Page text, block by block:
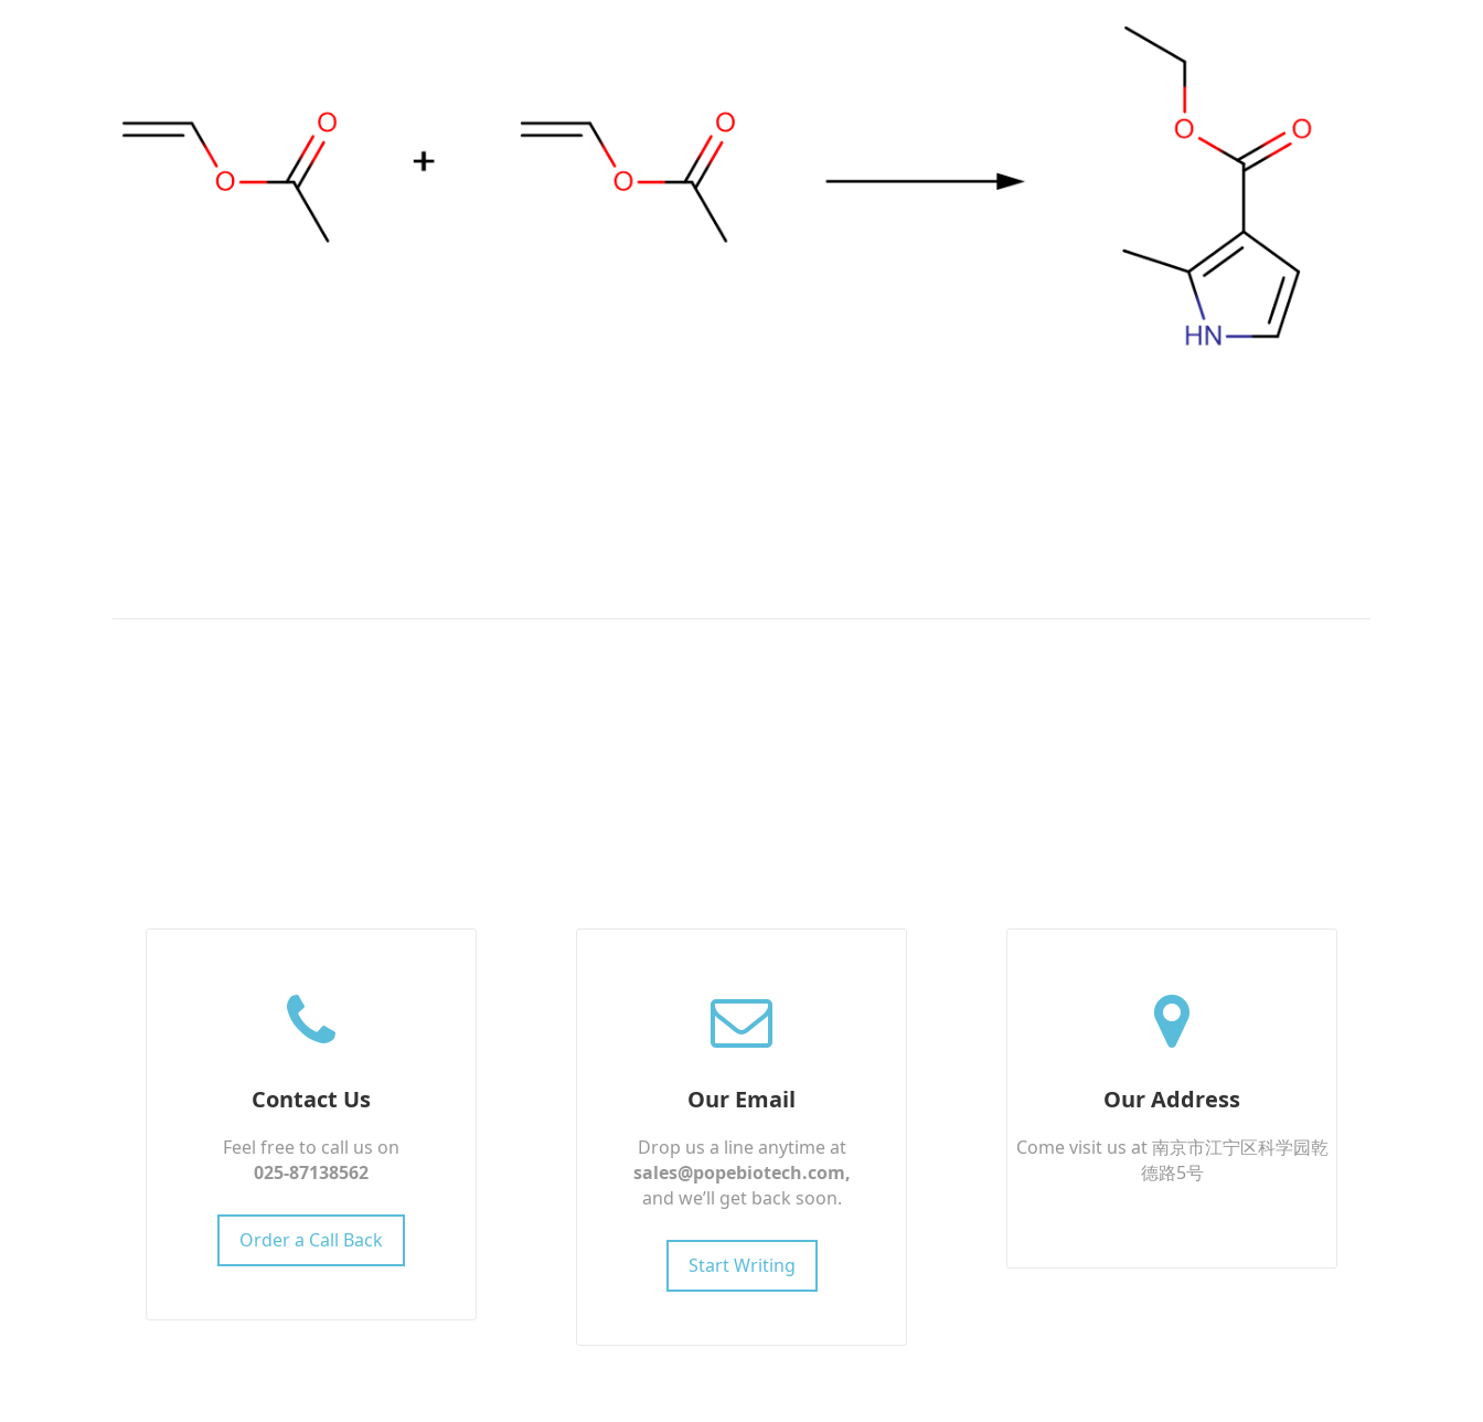
Contact Us
Feel free to call us on
025-87138562
Order a Call Back
Our Email
Drop us a line anytime at
sales@popebiotech.com,
and we’ll get back soon.
Start Writing
Our Address
Come visit us at 南京市江宁区科学园乾
德路5号